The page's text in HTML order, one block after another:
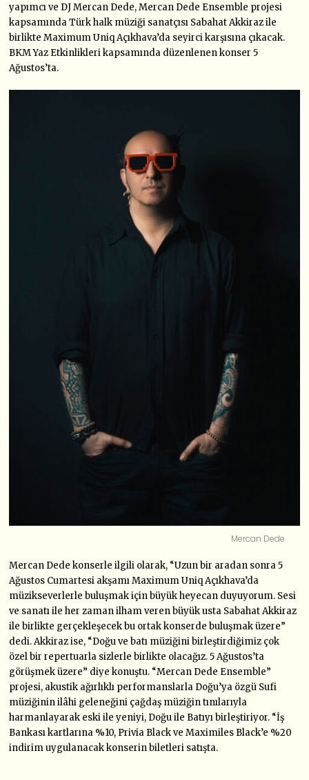
yapımcı ve DJ Mercan Dede, Mercan Dede Ensemble projesi
kapsamında Türk halk müziği sanatçısı Sabahat Akkiraz ile
birlikte Maximum Uniq Açıkhava’da seyirci karşısına çıkacak.
BKM Yaz Etkinlikleri kapsamında düzenlenen konser 5
Ağustos’ta.
Mercan Dede
Mercan Dede konserle ilgili olarak, “Uzun bir aradan sonra 5
Ağustos Cumartesi akşamı Maximum Uniq Açıkhava’da
müzikseverlerle buluşmak için büyük heyecan duyuyorum. Sesi
ve sanatı ile her zaman ilham veren büyük usta Sabahat Akkiraz
ile birlikte gerçekleşecek bu ortak konserde buluşmak üzere”
dedi. Akkiraz ise, “Doğu ve batı müziğini birleştirdiğimiz çok
özel bir repertuarla sizlerle birlikte olacağız. 5 Ağustos’ta
görüşmek üzere” diye konuştu. “Mercan Dede Ensemble”
projesi, akustik ağırlıklı performanslarla Doğu’ya özgü Sufi
müziğinin ilâhi geleneğini çağdaş müziğin tınılarıyla
harmanlayarak eski ile yeniyi, Doğu ile Batıyı birleştiriyor. “İş
Bankası kartlarına %10, Privia Black ve Maximiles Black’e %20
indirim uygulanacak konserin biletleri satışta.